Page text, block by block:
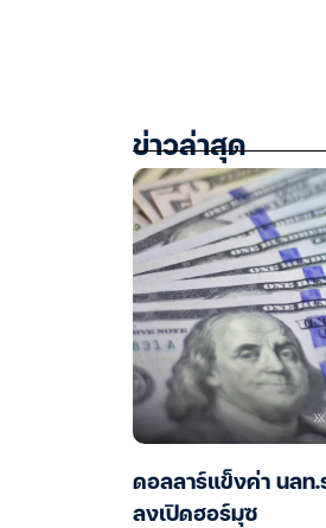
ข่าวล่าสุด
ดอลลาร์แข็งค่า นลท.
ลงเปิดฮอร์มุซ